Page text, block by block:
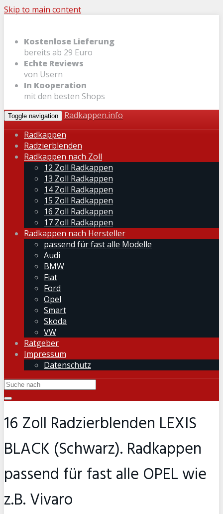
Skip to main content
Kostenlose Lieferung
bereits ab 29 Euro
Echte Reviews
von Usern
In Kooperation
mit den besten Shops
Toggle navigation
Radkappen.info
Radkappen
Radzierblenden
Radkappen nach Zoll
12 Zoll Radkappen
13 Zoll Radkappen
14 Zoll Radkappen
15 Zoll Radkappen
16 Zoll Radkappen
17 Zoll Radkappen
Radkappen nach Hersteller
passend für fast alle Modelle
Audi
BMW
Fiat
Ford
Opel
Smart
Skoda
VW
Ratgeber
Impressum
Datenschutz
16 Zoll Radzierblenden LEXIS
BLACK (Schwarz). Radkappen
passend für fast alle OPEL wie
z.B. Vivaro